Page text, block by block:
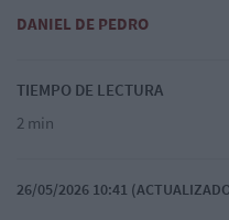
DANIEL DE PEDRO
TIEMPO DE LECTURA
2 min
26/05/2026 10:41